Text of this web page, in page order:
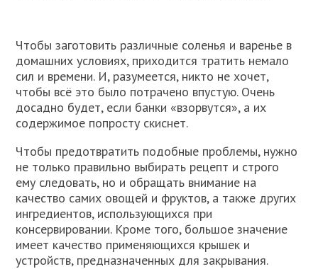
Чтобы заготовить различные соленья и варенье в
домашних условиях, приходится тратить немало
сил и времени. И, разумеется, никто не хочет,
чтобы всё это было потрачено впустую. Очень
досадно будет, если банки «взорвутся», а их
содержимое попросту скиснет.
Чтобы предотвратить подобные проблемы, нужно
не только правильно выбирать рецепт и строго
ему следовать, но и обращать внимание на
качество самих овощей и фруктов, а также других
ингредиентов, использующихся при
консервировании. Кроме того, большое значение
имеет качество применяющихся крышек и
устройств, предназначенных для закрывания.